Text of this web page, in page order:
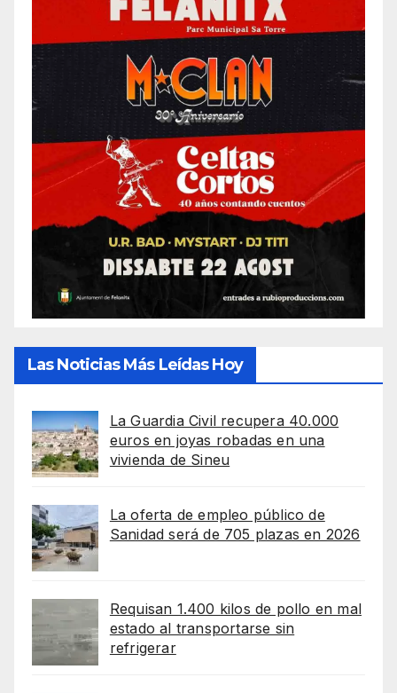
Las Noticias Más Leídas Hoy
La Guardia Civil recupera 40.000
euros en joyas robadas en una
vivienda de Sineu
La oferta de empleo público de
Sanidad será de 705 plazas en 2026
Requisan 1.400 kilos de pollo en mal
estado al transportarse sin
refrigerar